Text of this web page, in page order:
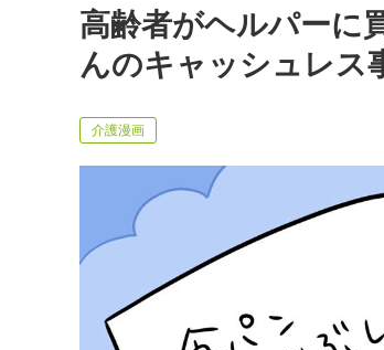
高齢者がヘルパーに
んのキャッシュレス
介護漫画